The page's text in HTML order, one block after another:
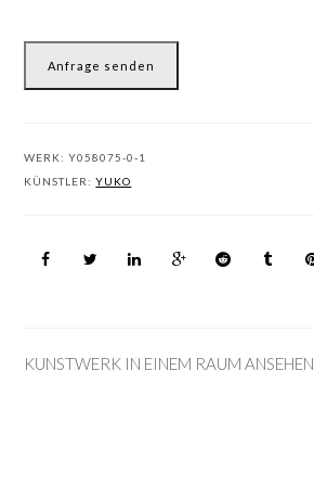
Anfrage senden
WERK:Y058075-0-1
KÜNSTLER:YUKO
KUNSTWERK IN EINEM RAUM ANSEHEN